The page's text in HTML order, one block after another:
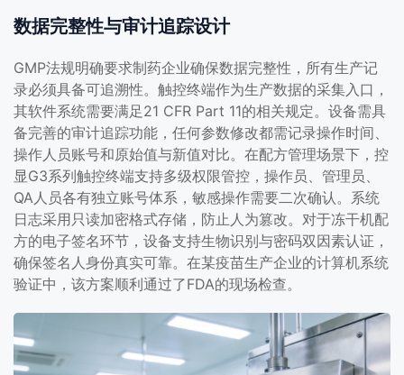
数据完整性与审计追踪设计
GMP法规明确要求制药企业确保数据完整性，所有生产记
录必须具备可追溯性。触控终端作为生产数据的采集入口，
其软件系统需要满足21 CFR Part 11的相关规定。设备需具
备完善的审计追踪功能，任何参数修改都需记录操作时间、
操作人员账号和原始值与新值对比。在配方管理场景下，控
显G3系列触控终端支持多级权限管控，操作员、管理员、
QA人员各有独立账号体系，敏感操作需要二次确认。系统
日志采用只读加密格式存储，防止人为篡改。对于冻干机配
方的电子签名环节，设备支持生物识别与密码双因素认证，
确保签名人身份真实可靠。在某疫苗生产企业的计算机系统
验证中，该方案顺利通过了FDA的现场检查。